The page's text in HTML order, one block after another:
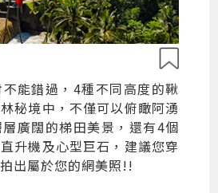
能錯過，4種不同高度的鞦
秘境中，不僅可以俯瞰阿湧
廣闊的梯田美景，還有4個
升機及心型巨石，建議您穿
出屬於您的網美照!!